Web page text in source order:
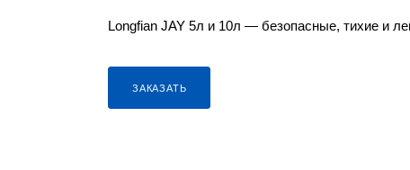
Longfian JAY 5л и 10л — безопасные, тихие и
ЗАКАЗАТЬ